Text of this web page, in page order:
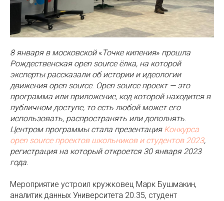
8 января в московской «Точке кипения» прошла
Рождественская open source ёлка, на которой
эксперты рассказали об истории и идеологии
движения open source. Open source проект — это
программа или приложение, код которой находится в
публичном доступе, то есть любой может его
использовать, распространять или дополнять.
Центром программы стала презентацияКонкурса
open source проектов школьников и студентов 2023,
регистрация на который откроется 30 января 2023
года.
Мероприятие устроил кружковец Марк Бушмакин,
аналитик данных Университета 20.35, студент